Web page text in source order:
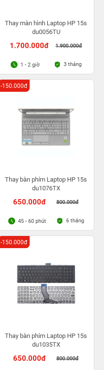
Thay màn hình Laptop HP 15s
du0056TU
1.700.000đ 1.900.000đ
1 - 2 giờ 3 tháng
Thay bàn phím Laptop HP 15s
du1076TX
650.000đ 800.000đ
-150.000đ
45 - 60 phút 6 tháng
Thay bàn phím Laptop HP 15s
du1035TX
650.000đ 800.000đ
-150.000đ